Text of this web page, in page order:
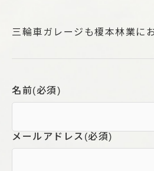
三輪車ガレージも榎本林業に
名前(必須)
メールアドレス (必須)